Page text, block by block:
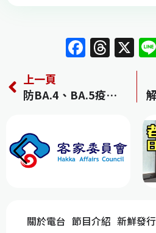
F
a
c
e
o
o
T
h
a
s
X
上一頁
防BA.4、BA.5疫情 擴大接種第4劑？評估中
關於電台 節目介紹 新鮮發行